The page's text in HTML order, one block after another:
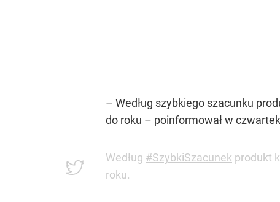
– Według szybkiego szacunku
do roku – poinformował w
Według #SzybkiSzacunek produkt
roku.